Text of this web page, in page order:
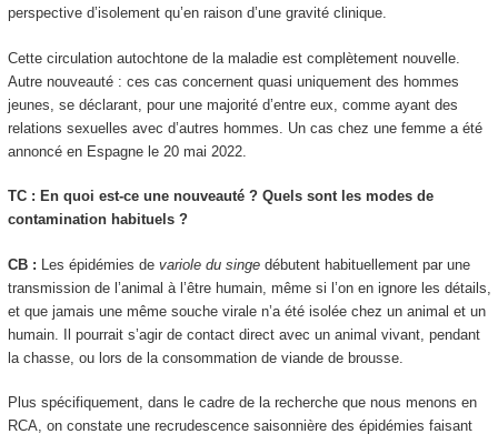
perspective d’isolement qu’en raison d’une gravité clinique.
Cette circulation autochtone de la maladie est complètement nouvelle.
Autre nouveauté : ces cas concernent quasi uniquement des hommes
jeunes, se déclarant, pour une majorité d’entre eux, comme ayant des
relations sexuelles avec d’autres hommes. Un cas chez une femme a été
annoncé en Espagne le 20 mai 2022.
TC : En quoi est-ce une nouveauté ? Quels sont les modes de
contamination habituels ?
CB : Les épidémies de variole du singedébutent habituellement par une
transmission de l’animal à l’être humain, même si l’on en ignore les détails,
et que jamais une même souche virale n’a été isolée chez un animal et un
humain. Il pourrait s’agir de contact direct avec un animal vivant, pendant
la chasse, ou lors de la consommation de viande de brousse.
Plus spécifiquement, dans le cadre de la recherche que nous menons en
RCA, on constate une recrudescence saisonnière des épidémies faisant